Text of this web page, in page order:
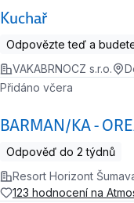
Kuchař
Odpovězte teď a
VAKABRNOCZ s.r.o.
BARMAN/KA -
Přidáno včera
Odpověď do 2 týdnů
Resort Horizont
123 hodnocení na